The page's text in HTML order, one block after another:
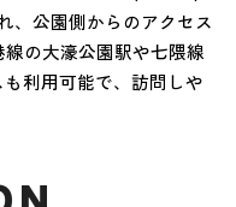
、公園側からのアクセス
の大濠公園駅や七隈線
利用可能で、訪問しや